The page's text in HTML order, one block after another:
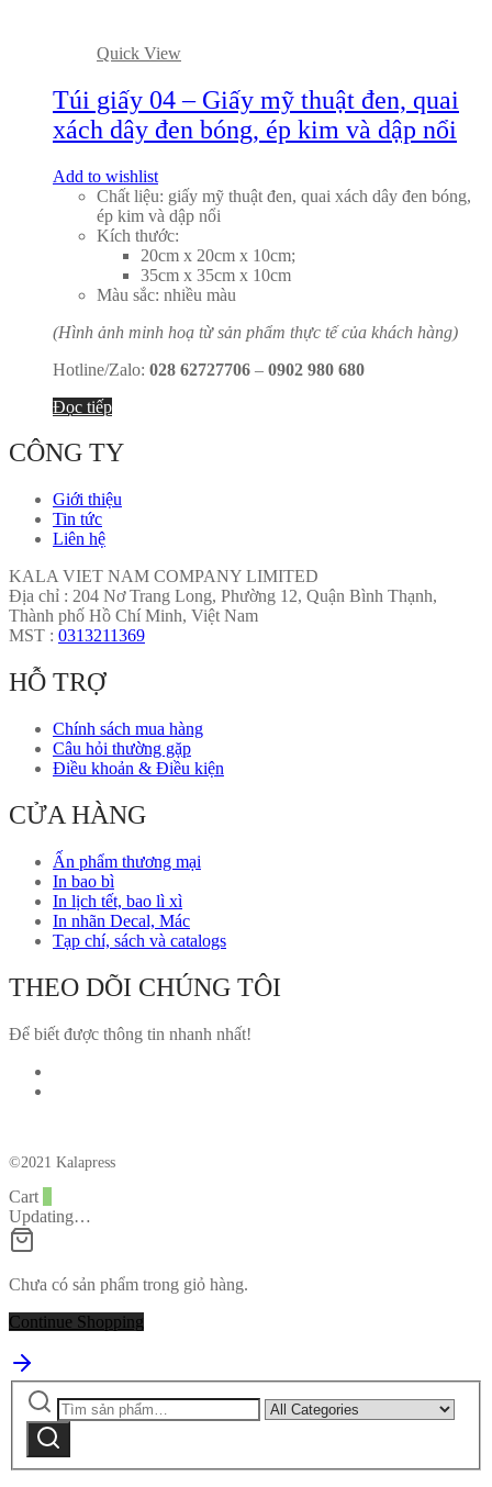
Quick View
Túi giấy 04 – Giấy mỹ thuật đen, quai
xách dây đen bóng, ép kim và dập nổi
Add to wishlist
Chất liệu: giấy mỹ thuật đen, quai xách dây đen bóng,
ép kim và dập nổi
Kích thước:
20cm x 20cm x 10cm;
35cm x 35cm x 10cm
Màu sắc: nhiều màu
(Hình ảnh minh hoạ từ sản phẩm thực tế của khách hàng)
Hotline/Zalo: 028 62727706 – 0902 980 680
Đọc tiếp
CÔNG TY
Giới thiệu
Tin tức
Liên hệ
KALA VIET NAM COMPANY LIMITED
Địa chỉ : 204 Nơ Trang Long, Phường 12, Quận Bình Thạnh,
Thành phố Hồ Chí Minh, Việt Nam
MST : 0313211369
HỖ TRỢ
Chính sách mua hàng
Câu hỏi thường gặp
Điều khoản & Điều kiện
CỬA HÀNG
Ấn phẩm thương mại
In bao bì
In lịch tết, bao lì xì
In nhãn Decal, Mác
Tạp chí, sách và catalogs
THEO DÕI CHÚNG TÔI
Để biết được thông tin nhanh nhất!
©2021 Kalapress
Cart
Updating…
Chưa có sản phẩm trong giỏ hàng.
Continue Shopping
Tìm
kiếm:
Narrow
by
Tìm
kiếm